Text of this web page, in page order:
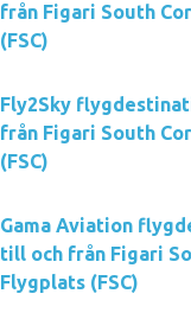
från Figari South
(FSC)
Fly2Sky
från Figari South
(FSC)
Gama Aviation
till och från Figari
Flygplats (FSC)